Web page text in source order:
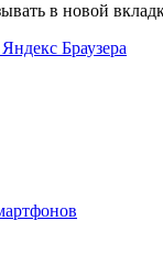
в новой